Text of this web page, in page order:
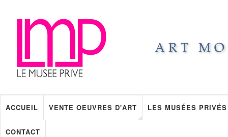
ACCUEIL VENTE OEUVRES D'ART LES MUSÉES PRIVÉS
CONTACT